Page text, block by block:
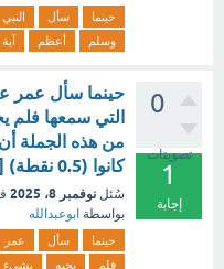
حينما سأل النبي
وسلم
أعظم آية
0
تصويتات
1
إجابة
‏حينما سأل عمر
التي سمعها فلم
من هذه الجملة
كانوا (0.5 نقطة) [تم الحل]
سُئل نوفمبر 8، 2025
بواسطة ابوعبدالله
حينما سأل عمر
فلم
يجبه بشيء